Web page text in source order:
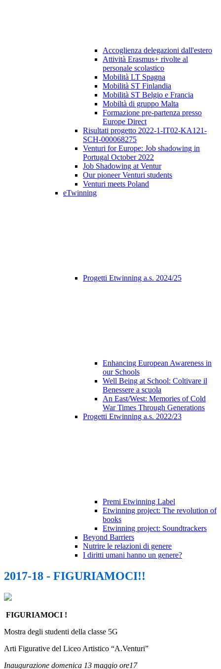
Accoglienza delegazioni dall'estero
Attività Erasmus+ rivolte al
personale scolastico
Mobilità LT Spagna
Mobilità ST Finlandia
Mobilità ST Belgio e Francia
Mobiltà di gruppo Malta
Formazione pre-partenza presso
Europe Direct
Risultati progetto 2022-1-IT02-KA121-
SCH-000068275
Venturi for Europe: Job shadowing in
Portugal October 2022
Job Shadowing at Ventur
Our pioneer Venturi students
Venturi meets Poland
eTwinning
Progetti Etwinning a.s. 2024/25
Enhancing European Awareness in
our Schools
Well Being at School: Coltivare il
Benessere a scuola
An East/West: Memories of Cold
War Times Through Generations
Progetti Etwinning a.s. 2022/23
Premi Etwinning Label
Etwinning project: The revolution of
books
Etwinning project: Soundtrackers
Beyond Barriers
Nutrire le relazioni di genere
I diritti umani hanno un genere?
2017-18 - FIGURIAMOCI!!
FIGURIAMOCI !
Mostra degli studenti della classe 5G
Arti Figurative del Liceo Artistico “A.Venturi”
Inaugurazione domenica 13 maggio ore17